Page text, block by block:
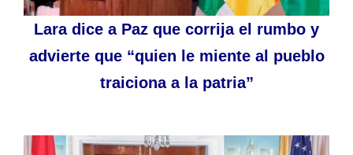
Lara dice a Paz que corrija el rumbo y
advierte que “quien le miente al pueblo
traiciona a la patria”